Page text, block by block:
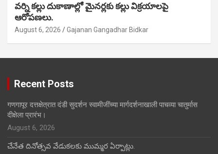
వర్ని కల్లు దుకాణాల్లో మైనర్లకు కల్లు విక్రయాలపై
ఆరోపణలు.
August 6, 2026 Gajanan Gangadhar Bidkar
Recent Posts
गणगापूर दत्तक्षेत्रात दंडी सुदर्शन स्वामीजींच्या मार्गदर्शनाखाली पाचव्या चातुर्मास
दीक्षेला प्रारंभ।
August 6, 2026
చేనేత దినోత్సవ వేడుకలకు ముమ్మర ఏర్పాట్లు.